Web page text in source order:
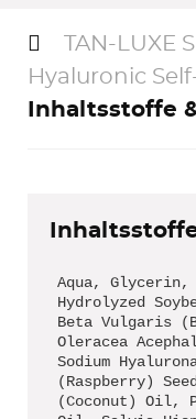
TAN-LUXE
Hyaluronic
Inhaltsstoffe
Aqua, Glycerin,
Hydrolyzed
Beta Vulgaris
Oleracea
Sodium
(Raspberry)
(Coconut) Oil,